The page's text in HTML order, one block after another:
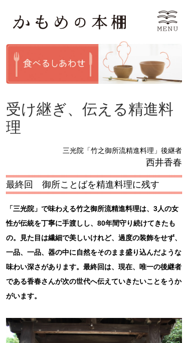
受け継ぎ、伝える精進料
理
三光院「竹之御所流精進料理」後継者
西井香春
最終回 御所ことばを精進料理に残す
「三光院」で味わえる竹之御所流精進料理は、3人の女
性が伝統を丁寧に手渡しし、80年間守り続けてきたも
の。見た目は繊細で美しいけれど、過度の装飾をせず、
一品、一品、器の中に自然をそのまま盛り込んだような
味わい深さがあります。最終回は、現在、唯一の後継者
である香春さんが次の世代へ伝えていきたいことをうか
がいます。